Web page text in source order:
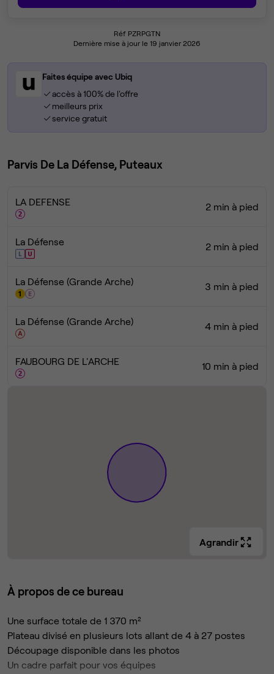
Réf PZRPGTN
Dernière mise à jour le 19 janvier 2026
Faites équipe avec Ubiq
accès à 100% de l'offre
meilleurs prix
service gratuit
Parvis De La Défense, Puteaux
LA DEFENSE 2 min à pied
La Défense 2 min à pied
La Défense (Grande Arche) 3 min à pied
La Défense (Grande Arche) 4 min à pied
FAUBOURG DE L'ARCHE 10 min à pied
Agrandir
À propos de ce bureau
Une surface totale de 1 370 m²
Plateau divisé en plusieurs lots allant de 4 à 27 postes
Découpage disponible dans les photos
Un cadre parfait pour vos équipes